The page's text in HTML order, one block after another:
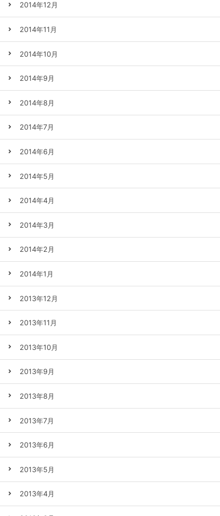
2014年12月
2014年11月
2014年10月
2014年9月
2014年8月
2014年7月
2014年6月
2014年5月
2014年4月
2014年3月
2014年2月
2014年1月
2013年12月
2013年11月
2013年10月
2013年9月
2013年8月
2013年7月
2013年6月
2013年5月
2013年4月